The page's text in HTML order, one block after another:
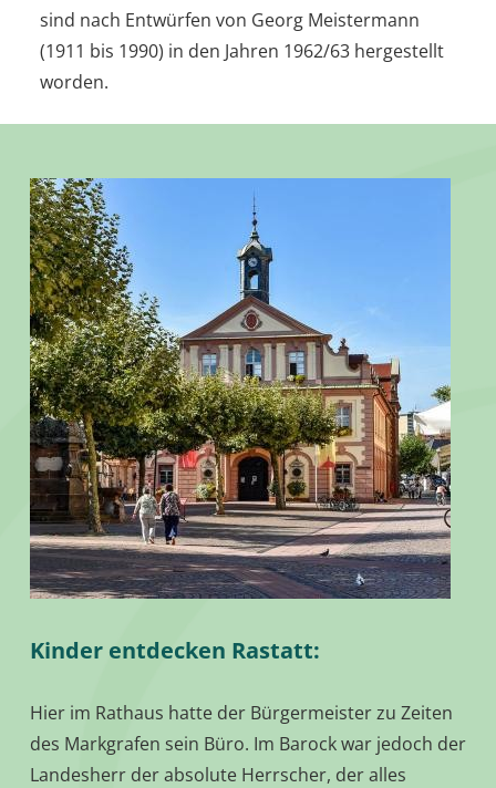
sind nach Entwürfen von Georg Meistermann
(1911 bis 1990) in den Jahren 1962/63 hergestellt
worden.
Kinder entdecken Rastatt:
Hier im Rathaus hatte der Bürgermeister zu Zeiten
des Markgrafen sein Büro. Im Barock war jedoch der
Landesherr der absolute Herrscher, der alles